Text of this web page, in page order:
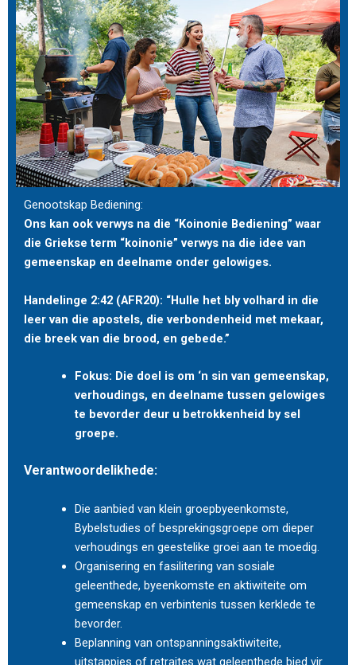
Genootskap Bediening:
Ons kan ook verwys na die “Koinonie Bediening” waar
die Griekse term “koinonie” verwys na die idee van
gemeenskap en deelname onder gelowiges.
Handelinge 2:42 (AFR20): “Hulle het bly volhard in die
leer van die apostels, die verbondenheid met mekaar,
die breek van die brood, en gebede.”
Fokus: Die doel is om ‘n sin van gemeenskap,
verhoudings, en deelname tussen gelowiges
te bevorder deur u betrokkenheid by sel
groepe.
Verantwoordelikhede:
Die aanbied van klein groepbyeenkomste,
Bybelstudies of besprekingsgroepe om dieper
verhoudings en geestelike groei aan te moedig.
Organisering en fasilitering van sosiale
geleenthede, byeenkomste en aktiwiteite om
gemeenskap en verbintenis tussen kerklede te
bevorder.
Beplanning van ontspanningsaktiwiteite,
uitstappies of retraites wat geleenthede bied vir